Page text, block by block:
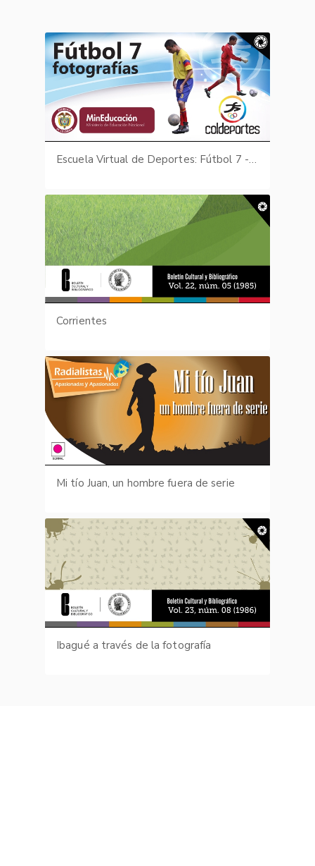
Escuela Virtual de Deportes: Fútbol 7 - fotografías
Corrientes
Mi tío Juan, un hombre fuera de serie
Ibagué a través de la fotografía